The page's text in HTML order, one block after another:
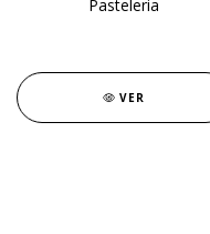
Pasteleria
VER